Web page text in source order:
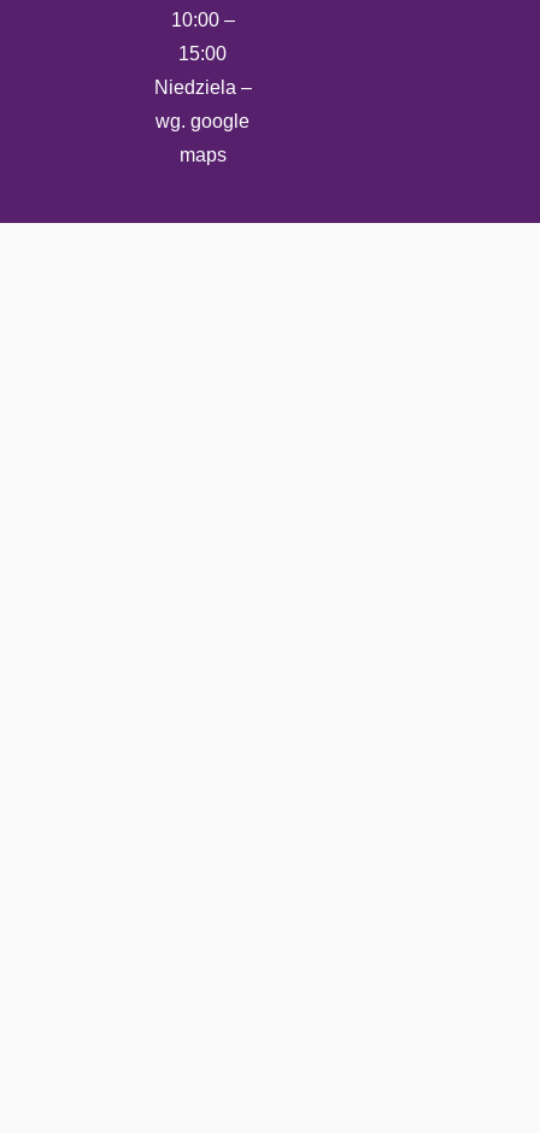
10:00 –
15:00
Niedziela –
wg. google
maps